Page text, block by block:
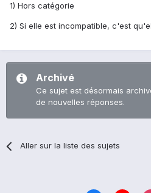
1) Hors catégorie
2) Si elle est incompatible, c'est
Archivé
Ce sujet est désormais
de nouvelles réponses.
Aller sur la liste des sujets